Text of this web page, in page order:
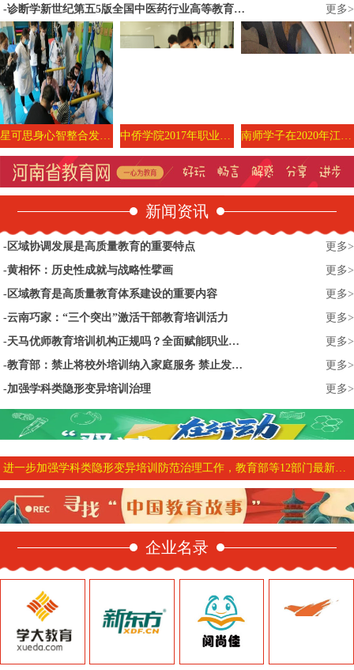
诊断学新世纪第五5版全国中医药行业高等教育十四五规划教材第十一版供中医学针灸推拿学康复治疗学等专业詹华奎中国中医药出版社
更多>
星可思身心智整合发展中心|深圳感统训练|龙华儿童发展中心|Bodymind婴幼儿运动|身心智智整合发展疗愈师培训 中侨学院2017年职业体验日活动圆满收官 南师学子在2020年江苏省高校音乐美术教育专业大学生基本功展示活动中获佳绩
新闻资讯
区域协调发展是高质量教育的重要特点
更多>
黄相怀：历史性成就与战略性擘画
更多>
区域教育是高质量教育体系建设的重要内容
更多>
云南巧家：“三个突出”激活干部教育培训活力
更多>
天马优师教育培训机构正规吗？全面赋能职业教育培训
更多>
教育部：禁止将校外培训纳入家庭服务 禁止发布“家庭教师”招聘信息
更多>
加强学科类隐形变异培训治理
更多>
进一步加强学科类隐形变异培训防范治理工作，教育部等12部门最新部署来了
企业名录